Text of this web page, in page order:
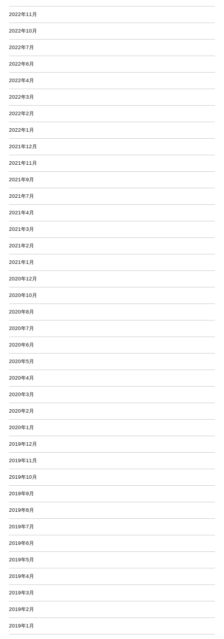
2022年11月
2022年10月
2022年7月
2022年6月
2022年4月
2022年3月
2022年2月
2022年1月
2021年12月
2021年11月
2021年9月
2021年7月
2021年4月
2021年3月
2021年2月
2021年1月
2020年12月
2020年10月
2020年8月
2020年7月
2020年6月
2020年5月
2020年4月
2020年3月
2020年2月
2020年1月
2019年12月
2019年11月
2019年10月
2019年9月
2019年8月
2019年7月
2019年6月
2019年5月
2019年4月
2019年3月
2019年2月
2019年1月